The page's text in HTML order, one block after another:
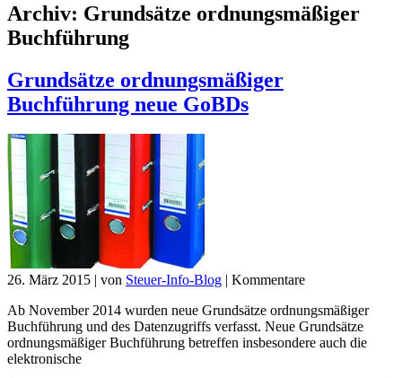
Archiv: Grundsätze ordnungsmäßiger
Buchführung
Grundsätze ordnungsmäßiger
Buchführung neue GoBDs
26. März 2015 | von Steuer-Info-Blog | Kommentare
Ab November 2014 wurden neue Grundsätze ordnungsmäßiger
Buchführung und des Datenzugriffs verfasst. Neue Grundsätze
ordnungsmäßiger Buchführung betreffen insbesondere auch die
elektronische